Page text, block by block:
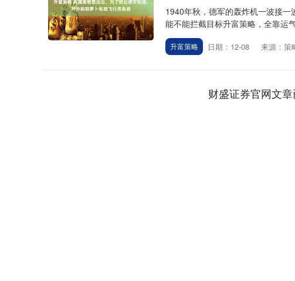
1940年秋，德军的轰炸机一波接一
能不能拦截目标升富策略，全靠运
升富策略 日期：12-08 来源：策
财盛证券官网文